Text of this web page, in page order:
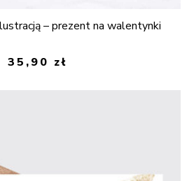
– prezent na walentynki
35,90 zł